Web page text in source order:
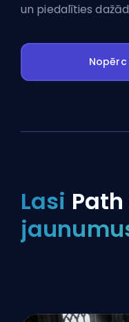
un piedalīties
Lasi Path